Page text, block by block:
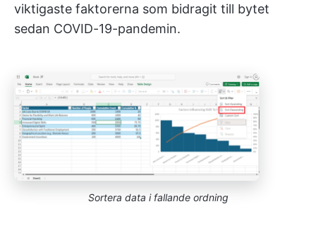
viktigaste faktorerna som bidragit till bytet
sedan COVID-19-pandemin.
Sortera data i fallande ordning